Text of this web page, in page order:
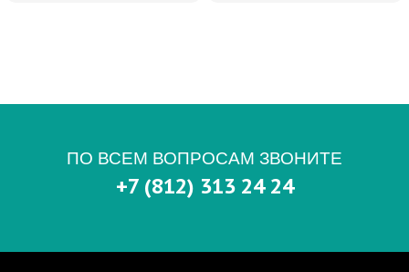
ПО ВСЕМ ВОПРОСАМ ЗВОНИТЕ
+7 (812) 313 24 24